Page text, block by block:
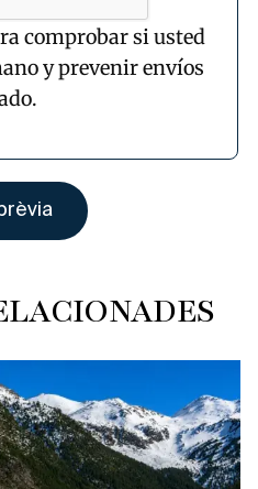
comprobar si usted
y prevenir envíos